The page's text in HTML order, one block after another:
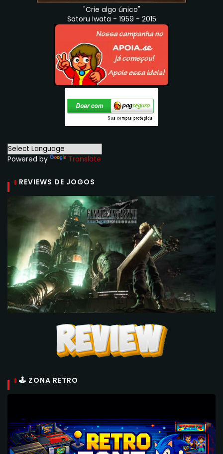
"Crie algo único"
Satoru Iwata - 1959 - 2015
Powered by Translate
REVIEWS DE JOGOS
🕹 ZONA RETRO